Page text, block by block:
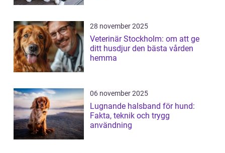
28 november 2025
Veterinär Stockholm: om att ge
ditt husdjur den bästa vården
hemma
06 november 2025
Lugnande halsband för hund:
Fakta, teknik och trygg
användning